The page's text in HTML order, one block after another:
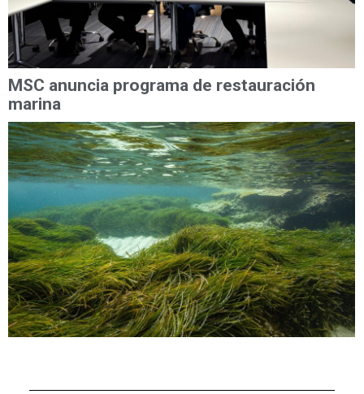
MSC anuncia programa de restauración
marina